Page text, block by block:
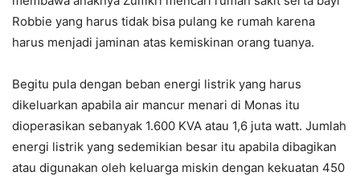
Robbie yang harus tidak bisa pulang ke rumah karena
harus menjadi jaminan atas kemiskinan orang tuanya.
Begitu pula dengan beban energi listrik yang harus
dikeluarkan apabila air mancur menari di Monas itu
dioperasikan sebanyak 1.600 KVA atau 1,6 juta watt. Jumlah
energi listrik yang sedemikian besar itu apabila dibagikan
atau digunakan oleh keluarga miskin dengan kekuatan 450